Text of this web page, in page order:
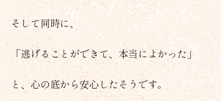
そして同時に、
「逃げることができて、本当によかった」
と、心の底から安心したそうです。